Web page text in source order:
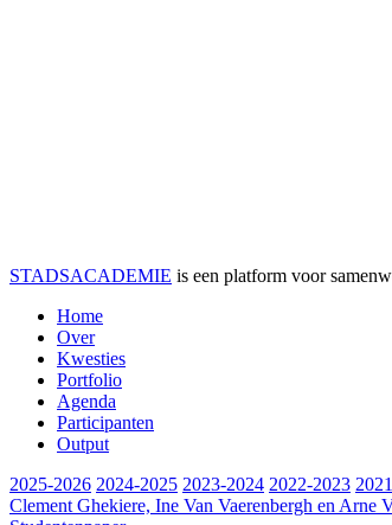
STADSACADEMIE is een platform voor
Home
Over
Kwesties
Portfolio
Agenda
Participanten
Output
2025-2026 2024-2025 2023-2024 2022-2023
Clement Ghekiere, Ine Van Vaerenbergh en Arne